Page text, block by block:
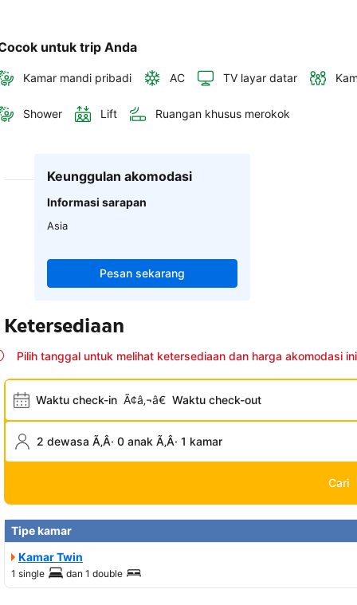
untuk trip Anda
Kamar mandi pribadi AC TV layar datar
Shower Lift Ruangan khusus merokok
Keunggulan akomodasi
Informasi sarapan
Asia
Pesan sekarang
Ketersediaan
Pilih tanggal untuk melihat ketersediaan dan harga akomodasi ini
Waktu check-in Ã¢â‚¬â€ Waktu check-out
2 dewasa Ã‚Â· 0 anak Ã‚Â· 1 kamar
Cari
Tipe kamar
Kamar Twin
1 single dan 1 double